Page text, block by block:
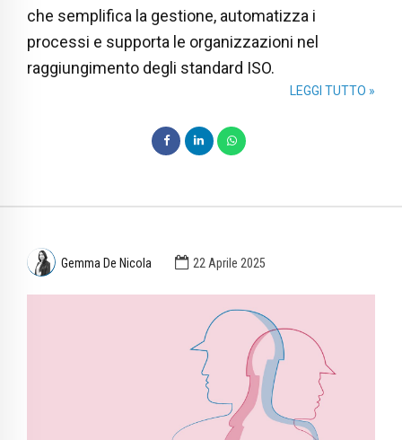
che semplifica la gestione, automatizza i
processi e supporta le organizzazioni nel
raggiungimento degli standard ISO.
LEGGI TUTTO »
Gemma De Nicola 22 Aprile 2025